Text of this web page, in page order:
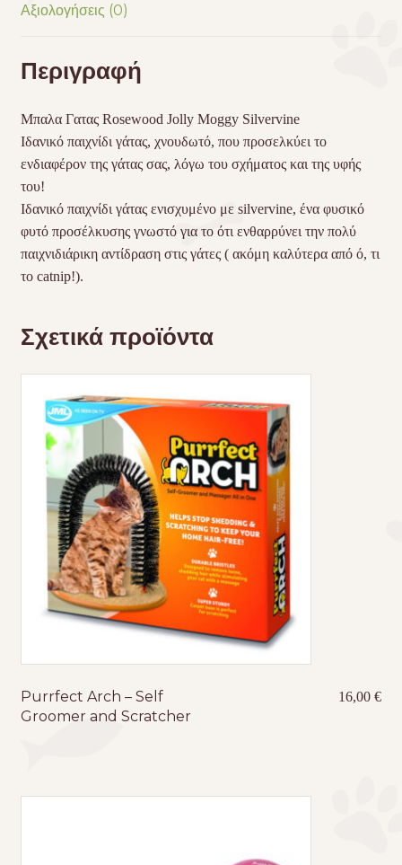
Αξιολογήσεις (0)
Περιγραφή
Μπαλα Γατας Rosewood Jolly Moggy Silvervine
Ιδανικό παιχνίδι γάτας, χνουδωτό, που προσελκύει το
ενδιαφέρον της γάτας σας, λόγω του σχήματος και της υφής
του!
Ιδανικό παιχνίδι γάτας ενισχυμένο με silvervine, ένα φυσικό
φυτό προσέλκυσης γνωστό για το ότι ενθαρρύνει την πολύ
παιχνιδιάρικη αντίδραση στις γάτες ( ακόμη καλύτερα από ό, τι
το catnip!).
Σχετικά προϊόντα
Purrfect Arch – Self
Groomer and Scratcher
16,00€